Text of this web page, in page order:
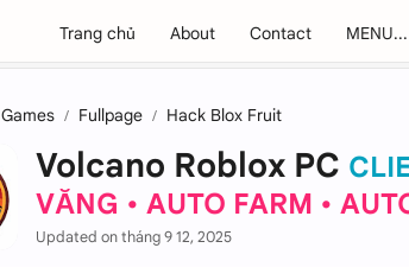
Trang chủ About Contact MENU...
Games Fullpage Hack Blox Fruit
Volcano Roblox PC
VĂNG • AUTO FARM •
Updated on tháng 9 12, 2025